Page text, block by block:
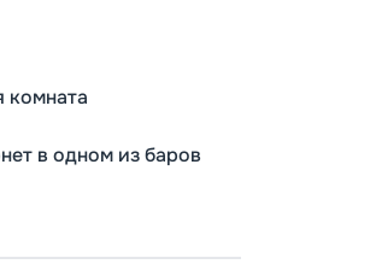
комната
в одном из баров